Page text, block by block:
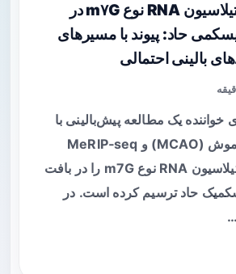
نقشه‌برداری متیلاسیون RNA نوع m۷G در
حاد: پیوند با مسیرهای
یک مطالعه پیش‌بالینی با
استفاده از مدل موش (MCAO) و MeRIP‑seq
نقشه تغییرات متیلاسیون RNA نوع m7G را در بافت
حاد ترسیم کرده است. در